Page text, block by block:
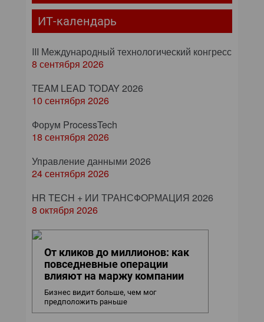
ИТ-календарь
III Международный технологический конгресс
8 сентября 2026
TEAM LEAD TODAY 2026
10 сентября 2026
Форум ProcessTech
18 сентября 2026
Управление данными 2026
24 сентября 2026
HR TECH + ИИ ТРАНСФОРМАЦИЯ 2026
8 октября 2026
От кликов до миллионов: как
повседневные операции
влияют на маржу компании
Бизнес видит больше, чем мог
предположить раньше